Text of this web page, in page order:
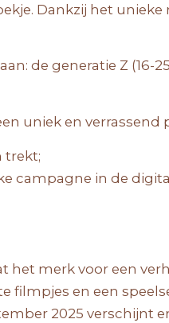
Dankzij het
de generatie Z (16-
uniek en verrassend
trekt;
campagne in de
het merk voor een
filmpjes en een
2025 verschijnt